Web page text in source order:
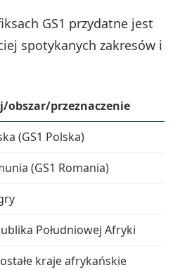
GS1 przydatne jest
spotykanych zakresów i
obszar/przeznaczenie
(GS1 Polska)
(GS1 Romania)
Południowej Afryki
kraje afrykańskie